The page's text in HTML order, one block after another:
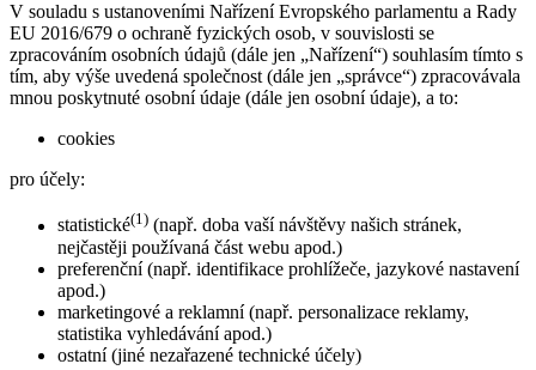
V souladu s ustanoveními Nařízení Evropského parlamentu a Rady
EU 2016/679 o ochraně fyzických osob, v souvislosti se
zpracováním osobních údajů (dále jen „Nařízení“) souhlasím tímto s
tím, aby výše uvedená společnost (dále jen „správce“) zpracovávala
mnou poskytnuté osobní údaje (dále jen osobní údaje), a to:
cookies
pro účely:
statistické(1) (např. doba vaší návštěvy našich stránek,
nejčastěji používaná část webu apod.)
preferenční (např. identifikace prohlížeče, jazykové nastavení
apod.)
marketingové a reklamní (např. personalizace reklamy,
statistika vyhledávání apod.)
ostatní (jiné nezařazené technické účely)